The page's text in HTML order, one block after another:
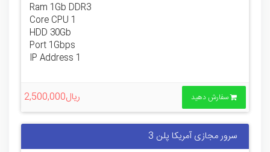
Ram 1Gb DDR3
1 Core CPU
HDD 30Gb
Port 1Gbps
1 IP Address
ریال2,500,000 سفارش دهید
سرور مجازی آمریکا پلن 3